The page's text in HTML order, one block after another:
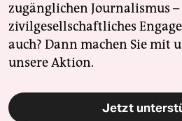
zugänglichen Journalismus
zivilgesellschaftliches
auch? Dann machen Sie mit
unsere Aktion.
Jetzt